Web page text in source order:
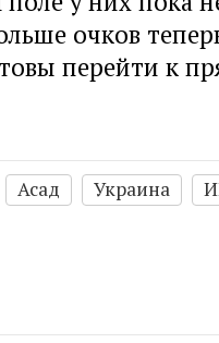
очков
перейти к
Асад Украина